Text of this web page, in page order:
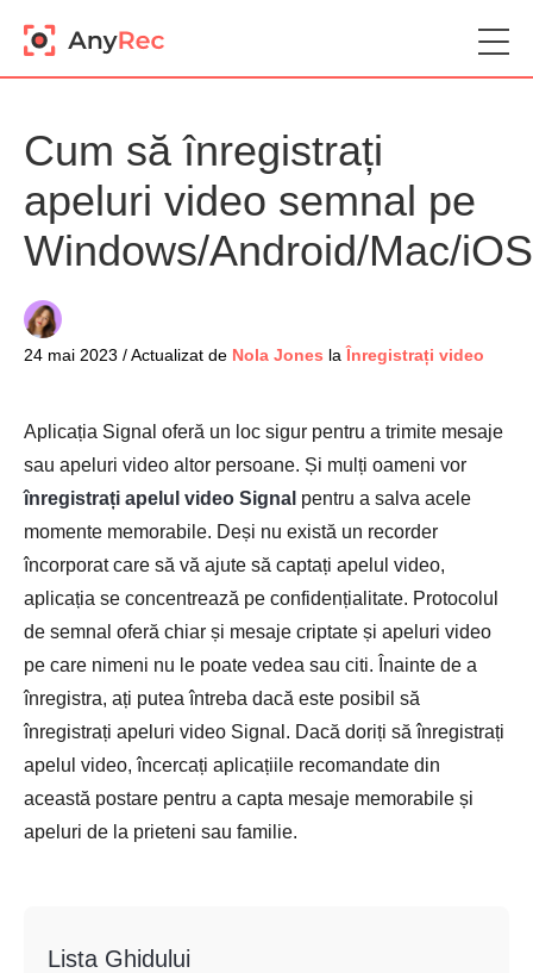
Cum să înregistrați
apeluri video semnal pe
Windows/Android/Mac/iOS
24 mai 2023 / Actualizat de Nola Jones la Înregistrați video
Aplicația Signal oferă un loc sigur pentru a trimite mesaje
sau apeluri video altor persoane. Și mulți oameni vor
înregistrați apelul video Signal pentru a salva acele
momente memorabile. Deși nu există un recorder
încorporat care să vă ajute să captați apelul video,
aplicația se concentrează pe confidențialitate. Protocolul
de semnal oferă chiar și mesaje criptate și apeluri video
pe care nimeni nu le poate vedea sau citi. Înainte de a
înregistra, ați putea întreba dacă este posibil să
înregistrați apeluri video Signal. Dacă doriți să înregistrați
apelul video, încercați aplicațiile recomandate din
această postare pentru a capta mesaje memorabile și
apeluri de la prieteni sau familie.
Lista Ghidului